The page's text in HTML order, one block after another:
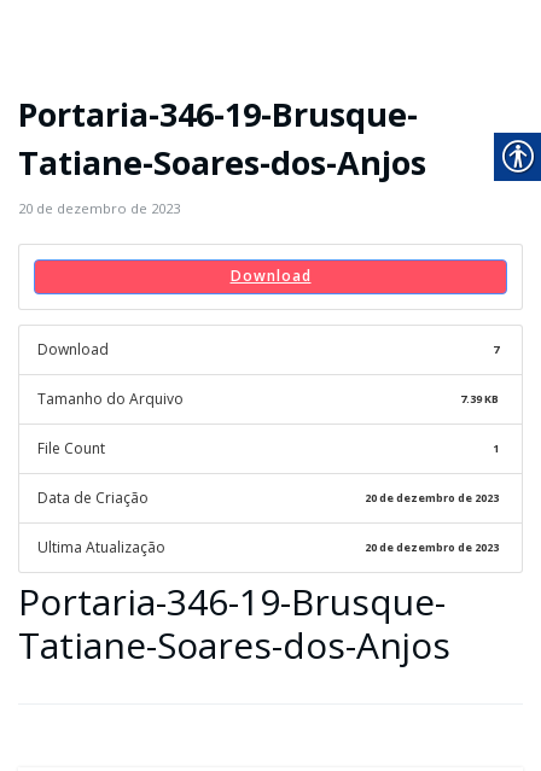
Portaria-346-19-Brusque-
Tatiane-Soares-dos-Anjos
20 de dezembro de 2023
Download
Download 7
Tamanho do Arquivo 7.39 KB
File Count 1
Data de Criação 20 de dezembro de 2023
Ultima Atualização 20 de dezembro de 2023
Portaria-346-19-Brusque-
Tatiane-Soares-dos-Anjos